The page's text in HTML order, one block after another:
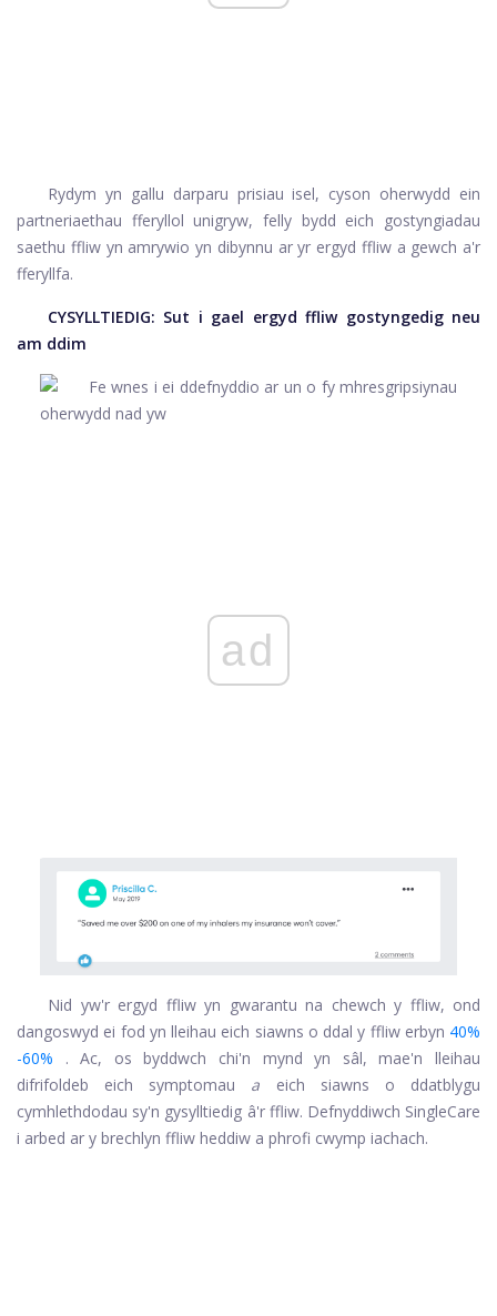
Rydym yn gallu darparu prisiau isel, cyson oherwydd ein
partneriaethau fferyllol unigryw, felly bydd eich gostyngiadau
saethu ffliw yn amrywio yn dibynnu ar yr ergyd ffliw a gewch a'r
fferyllfa.
CYSYLLTIEDIG: Sut i gael ergyd ffliw gostyngedig neu
am ddim
ad
Nid yw'r ergyd ffliw yn gwarantu na chewch y ffliw, ond
dangoswyd ei fod yn lleihau eich siawns o ddal y ffliw erbyn 40%
-60%
. Ac, os byddwch chi'n mynd yn sâl, mae'n lleihau
difrifoldeb eich symptomau
a
eich siawns o ddatblygu
cymhlethdodau sy'n gysylltiedig â'r ffliw. Defnyddiwch SingleCare
i arbed ar y brechlyn ffliw heddiw a phrofi cwymp iachach.